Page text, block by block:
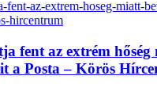
fent az extrém hőség
a Posta – Körös